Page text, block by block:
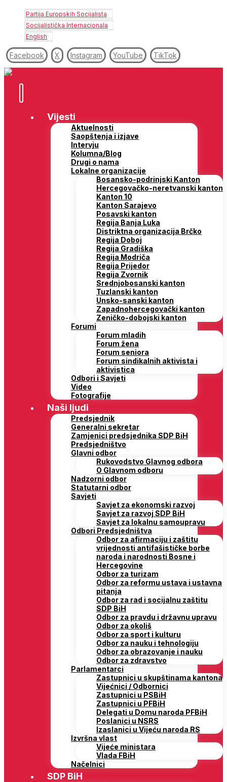
Partija Europskih Socijalista
Socijalistička Internacionala
English
Facebook X Instagram YouTube TikTok
Vijesti
Aktuelnosti
Saopštenja i izjave
Intervju
Kolumna/Blog
Drugi o nama
Lokalne organizacije
Bosansko-podrinjski Kanton
Hercegovačko-neretvanski kanton
Kanton 10
Kanton Sarajevo
Posavski kanton
Regija Banja Luka
Distriktna organizacija Brčko
Regija Doboj
Regija Gradiška
Regija Modriča
Regija Prijedor
Regija Zvornik
Srednjobosanski kanton
Tuzlanski kanton
Unsko-sanski kanton
Zapadnohercegovački kanton
Zeničko-dobojski kanton
Forumi
Forum mladih
Forum žena
Forum seniora
Forum sindikalnih aktivista i
aktivistica
Odbori i Savjeti
Video
Fotografije
Naši ljudi
Predsjednik
Generalni sekretar
Zamjenici predsjednika SDP BiH
Predsjedništvo
Glavni odbor
Rukovodstvo Glavnog odbora
O Glavnom odboru
Nadzorni odbor
Statutarni odbor
Savjeti
Savjet za ekonomski razvoj
Savjet za razvoj SDP BiH
Savjet za lokalnu samoupravu
Odbori Predsjedništva
Odbor za afirmaciju i zaštitu
vrijednosti antifašističke borbe
naroda i narodnosti Bosne i
Hercegovine
Odbor za turizam
Odbor za reformu ustava i ustavna
pitanja
Odbor za rad i socijalnu zaštitu
SDP BiH
Odbor za pravdu i državnu upravu
Odbor za okoliš
Odbor za sport i kulturu
Odbor za nauku i tehnologiju
Odbor za obrazovanje i nauku
Odbor za zdravstvo
Parlamentarci
Zastupnici u skupštinama kantona
Vijećnici / Odbornici
Zastupnici u PSBiH
Zastupnici u PFBiH
Delegati u Domu naroda PFBiH
Poslanici u NSRS
Izaslanici u Vijeću naroda RS
Izvršna vlast
Vijeće ministara
Vlada FBiH
Načelnici
SDP BiH